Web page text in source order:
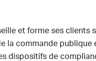
et forme ses clients
la commande
dispositifs de